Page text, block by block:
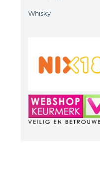
Whisky